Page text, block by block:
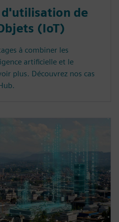
d'utilisation de
(IoT)
à combiner les
artificielle et le
plus. Découvrez nos cas